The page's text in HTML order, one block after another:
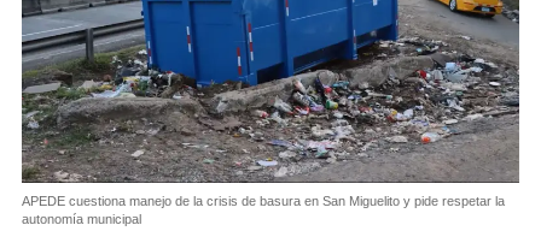
APEDE cuestiona manejo de la crisis de basura en San Miguelito y pide respetar la
autonomía municipal